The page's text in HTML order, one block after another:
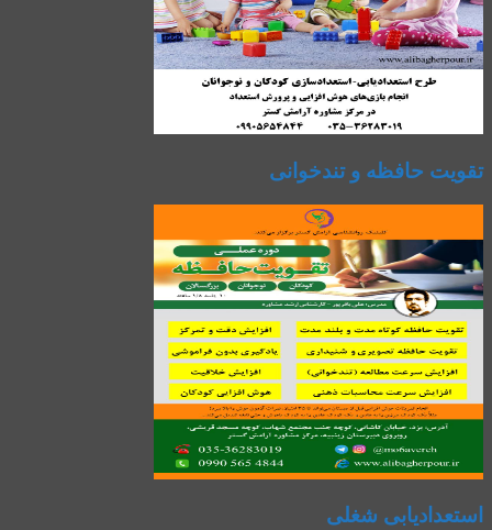
تقویت حافظه و تندخوانی
استعدادیابی شغلی